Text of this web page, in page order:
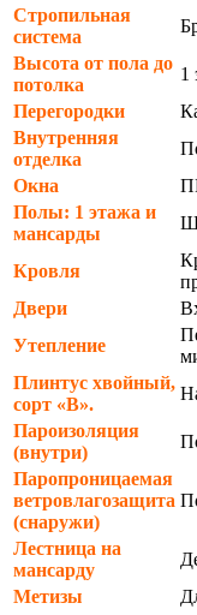
Стропильная
система
Высота от пола до
потолка
1
Перегородки
Внутренняя
отделка
Окна
Полы: 1 этажа и
мансарды
Кровля
Двери
Утепление
Плинтус хвойный,
сорт «В».
Пароизоляция
(внутри)
Паропроницаемая
ветровлагозащита
(снаружи)
Лестница на
мансарду
Метизы